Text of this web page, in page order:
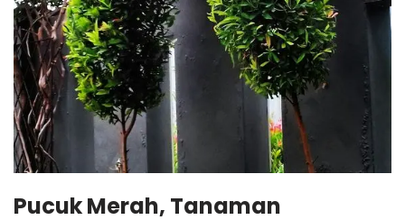
Pucuk Merah, Tanaman